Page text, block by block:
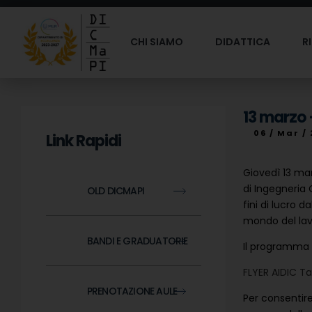
CHI SIAMO DIDATTICA
Link Rapidi
OLD DICMAPI
BANDI E GRADUATORIE
PRENOTAZIONE AULE
13
06 / Mar /
Giovedì 13
di Ingegneria
fini di lucro
mondo del
Il
FLYER AIDIC
Per